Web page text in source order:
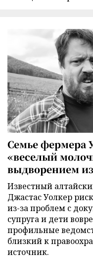
Семье фермера
«веселый
выдворением
Известный
Джастас Уолкер
из-за проблем с
супруга и дети
профильные
близкий к
источник.